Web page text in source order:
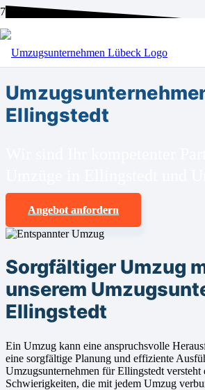
BEI UNS SIND SIE
Ellingstedt
Angebot anfordern
Sorgfältiger Umzug
unserem
Ellingstedt
Ein Umzug kann eine anspruchsvolle
eine sorgfältige Planung und effiziente
Umzugsunternehmen für Ellingstedt
Schwierigkeiten, die mit jedem Umzug